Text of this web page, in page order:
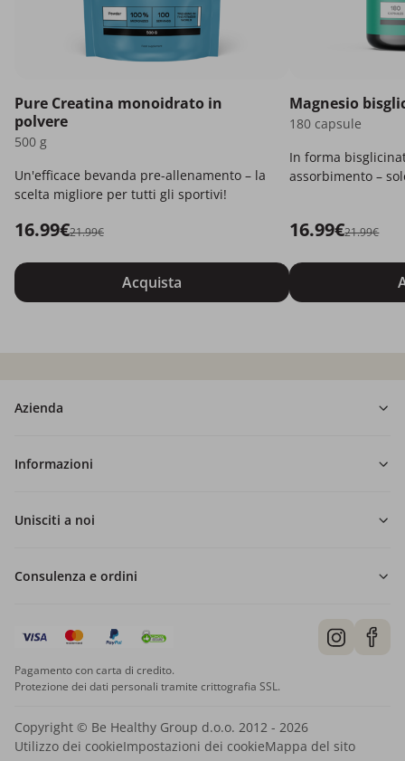
Pure Creatina monoidrato in
polvere
500 g
Un'efficace bevanda pre-allenamento – la
scelta migliore per tutti gli sportivi!
16.99€21.99€
Acquista
Magnesio
180 capsule
In forma
assorbimento –
16.99€21.99€
Azienda
Informazioni
Unisciti a noi
Consulenza e ordini
Pagamento con carta di credito.
Protezione dei dati personali tramite crittografia SSL.
Copyright © Be Healthy Group d.o.o. 2012 - 2026
Utilizzo dei cookieImpostazioni dei cookieMappa del sito